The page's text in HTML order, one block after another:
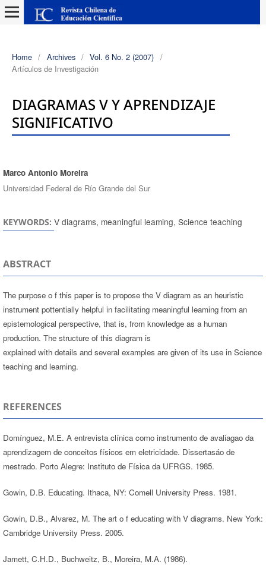
Home / Archives / Vol. 6 No. 2 (2007) /
Artículos de Investigación
DIAGRAMAS V Y APRENDIZAJE
SIGNIFICATIVO
Authors
Marco Antonio Moreira
Universidad Federal de Río Grande del Sur
KEYWORDS: V diagrams, meaningful leaming, Science teaching
ABSTRACT
The purpose o f this paper is to propose the V diagram as an heuristic
instrument pottentially helpful in facilitating meaningful leaming from an
epistemological perspective, that is, from knowledge as a human
production. The structure of this diagram is
explained with details and several examples are given of its use in Science
teaching and leaming.
REFERENCES
Domínguez, M.E. A entrevista clínica como instrumento de avaliagao da
aprendizagem de conceitos físicos em eletricidade. Dissertasáo de
mestrado. Porto Alegre: Instituto de Física da UFRGS. 1985.
Gowin, D.B. Educating. Ithaca, NY: Comell University Press. 1981.
Gowin, D.B., Alvarez, M. The art o f educating with V diagrams. New York:
Cambridge University Press. 2005.
Jamett, C.H.D., Buchweitz, B., Moreira, M.A. (1986).